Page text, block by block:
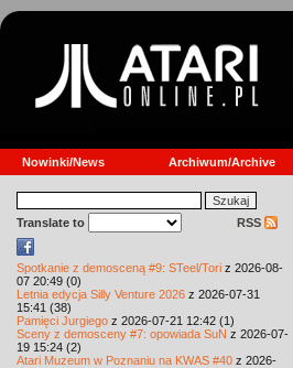
Nowinki/News Archiwum/Archive
Translate to RSS
Spotkanie z demosceną #9: STeel/Tori z 2026-08-
07 20:49 (0)
Letnia edycja Silly Venture 2026 z 2026-07-31
15:41 (38)
Pamięci Jurgiego z 2026-07-21 12:42 (1)
Sceny z demosceny #7: opowiada SuN z 2026-07-
19 15:24 (2)
Atari Muzeum w Poznaniu na KWAS #40 z 2026-